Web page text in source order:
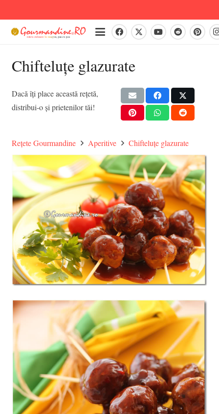
Chifteluțe glazurate
Dacă îți place această rețetă,
distribui-o și prietenilor tăi!
Rețete Gourmandine Aperitive Chifteluțe glazurate